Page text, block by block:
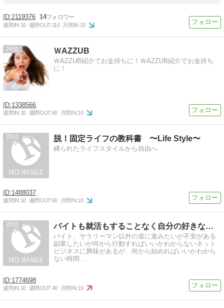
2119376 14
週間IN:10 週間OUT:110 月間IN:10
24 ＷAZZUB
ＷAZZUB紹介でお金持ちに！ＷAZZUB紹介でお金持ち
に！
1338566
週間IN:10 週間OUT:80 月間IN:10
25 脱！固定ライフの教科書 〜Life Style〜
縛られたライフスタイルから自由へ
1488037
週間IN:10 週間OUT:60 月間IN:10
26 バイトも就活もすることなく自分の好きなことを活かし毎月30…
バイト、サラリーマン以外の道に進みたいが不安がある
副業したいが何から行動すればいいかわからないネット
ビジネスに興味があるが、何から始めればいいかわから
ない時間…
1774698
週間IN:10 週間OUT:40 月間IN:10